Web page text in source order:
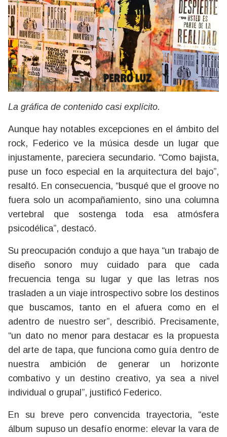
La gráfica de contenido casi explícito.
Aunque hay notables excepciones en el ámbito del
rock, Federico ve la música desde un lugar que
injustamente, pareciera secundario. “Como bajista,
puse un foco especial en la arquitectura del bajo”,
resaltó. En consecuencia, “busqué que el groove no
fuera solo un acompañamiento, sino una columna
vertebral que sostenga toda esa atmósfera
psicodélica”, destacó.
Su preocupación condujo a que haya “un trabajo de
diseño sonoro muy cuidado para que cada
frecuencia tenga su lugar y que las letras nos
trasladen a un viaje introspectivo sobre los destinos
que buscamos, tanto en el afuera como en el
adentro de nuestro ser”, describió. Precisamente,
“un dato no menor para destacar es la propuesta
del arte de tapa, que funciona como guía dentro de
nuestra ambición de generar un horizonte
combativo y un destino creativo, ya sea a nivel
individual o grupal”, justificó Federico.
En su breve pero convencida trayectoria, “este
álbum supuso un desafío enorme: elevar la vara de